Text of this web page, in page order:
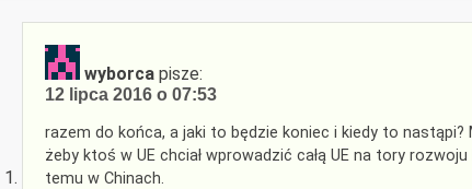
wyborca pisze:
12 lipca 2016 o 07:53
razem do końca, a jaki to będzie koniec i kiedy to nastąpi?
żeby ktoś w UE chciał wprowadzić całą UE na tory
temu w Chinach.